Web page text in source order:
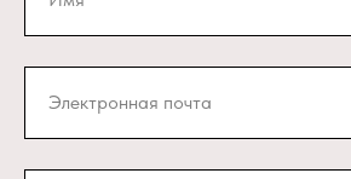
Электронная почта